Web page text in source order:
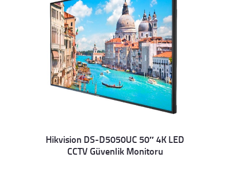
Details
Hikvision DS-D5050UC 50″ 4K LED
CCTV Güvenlik Monitoru